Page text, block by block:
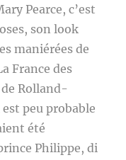
Pearce, c’est
son look
maniérées de
France des
Rolland-
peu probable
été
Philippe, di